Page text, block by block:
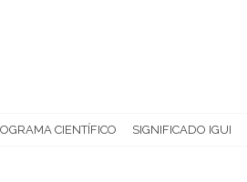
CIENTÍFICO SIGNIFICADO IGUI